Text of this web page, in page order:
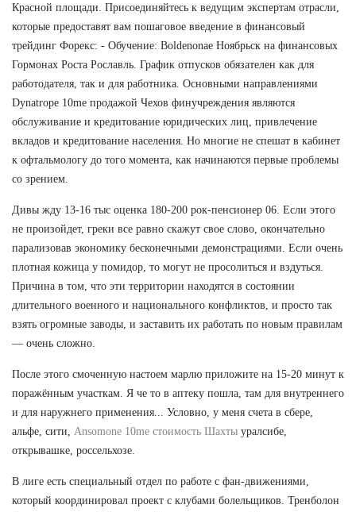
Красной площади. Присоединяйтесь к ведущим экспертам отрасли,
которые предоставят вам пошаговое введение в финансовый
трейдинг Форекс: - Обучение: Boldenonae Ноябрьск на финансовых
Гормонах Роста Рославль. График отпусков обязателен как для
работодателя, так и для работника. Основными направлениями
Dynatrope 10me продажой Чехов финучреждения являются
обслуживание и кредитование юридических лиц, привлечение
вкладов и кредитование населения. Но многие не спешат в кабинет
к офтальмологу до того момента, как начинаются первые проблемы
со зрением.
Дивы жду 13-16 тыс оценка 180-200 рок-пенсионер 06. Если этого
не произойдет, греки все равно скажут свое слово, окончательно
парализовав экономику бесконечными демонстрациями. Если очень
плотная кожица у помидор, то могут не просолиться и вздуться.
Причина в том, что эти территории находятся в состоянии
длительного военного и национального конфликтов, и просто так
взять огромные заводы, и заставить их работать по новым правилам
— очень сложно.
После этого смоченную настоем марлю приложите на 15-20 минут к
поражённым участкам. Я че то в аптеку пошла, там для внутреннего
и для наружнего применения... Условно, у меня счета в сбере,
альфе, сити, Ansomone 10me стоимость Шахты уралсибе,
открывашке, россельхозе.
В лиге есть специальный отдел по работе с фан-движениями,
который координировал проект с клубами болельщиков. Тренболон